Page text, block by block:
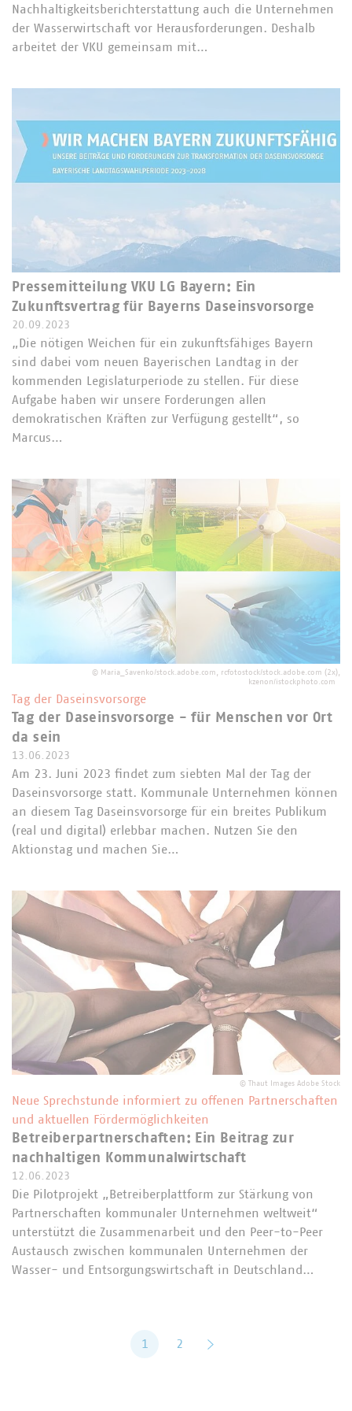
Nachhaltigkeitsberichterstattung auch die Unternehmen
der Wasserwirtschaft vor Herausforderungen. Deshalb
arbeitet der VKU gemeinsam mit…
Pressemitteilung VKU LG Bayern: Ein
Zukunftsvertrag für Bayerns Daseinsvorsorge
20.09.2023
„Die nötigen Weichen für ein zukunftsfähiges Bayern
sind dabei vom neuen Bayerischen Landtag in der
kommenden Legislaturperiode zu stellen. Für diese
Aufgabe haben wir unsere Forderungen allen
demokratischen Kräften zur Verfügung gestellt“, so
Marcus…
© Maria_Savenko/stock.adobe.com, rcfotostock/stock.adobe.com (2x),
kzenon/istockphoto.com
Tag der Daseinsvorsorge
Tag der Daseinsvorsorge - für Menschen vor Ort
da sein
13.06.2023
Am 23. Juni 2023 findet zum siebten Mal der Tag der
Daseinsvorsorge statt. Kommunale Unternehmen können
an diesem Tag Daseinsvorsorge für ein breites Publikum
(real und digital) erlebbar machen. Nutzen Sie den
Aktionstag und machen Sie…
© Thaut Images Adobe Stock
Neue Sprechstunde informiert zu offenen Partnerschaften
und aktuellen Fördermöglichkeiten
Betreiberpartnerschaften: Ein Beitrag zur
nachhaltigen Kommunalwirtschaft
12.06.2023
Die Pilotprojekt „Betreiberplattform zur Stärkung von
Partnerschaften kommunaler Unternehmen weltweit“
unterstützt die Zusammenarbeit und den Peer-to-Peer
Austausch zwischen kommunalen Unternehmen der
Wasser- und Entsorgungswirtschaft in Deutschland…
1 2